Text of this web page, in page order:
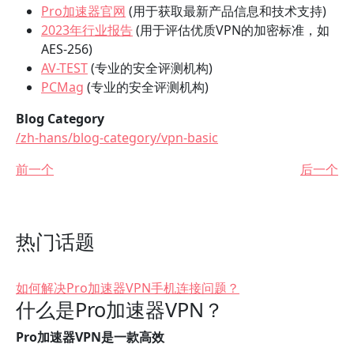
Pro加速器官网 (用于获取最新产品信息和技术支持)
2023年行业报告(用于评估优质VPN的加密标准，如
AES-256)
AV-TEST(专业的安全评测机构)
PCMag (专业的安全评测机构)
Blog Category
/zh-hans/blog-category/vpn-basic
前一个
后一个
热门话题
如何解决Pro加速器VPN手机连接问题？
什么是Pro加速器VPN？
Pro加速器VPN是一款高效